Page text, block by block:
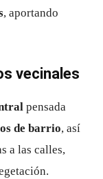
, aportando
vecinales
pensada
de barrio, así
a las calles,